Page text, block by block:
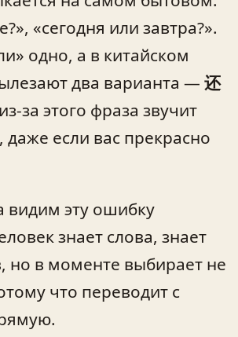
«сегодня или завтра?».
одно, а в китайском
два варианта — 还
за этого фраза звучит
даже если вас прекрасно
видим эту ошибку
знает слова, знает
но в моменте выбирает не
что переводит с